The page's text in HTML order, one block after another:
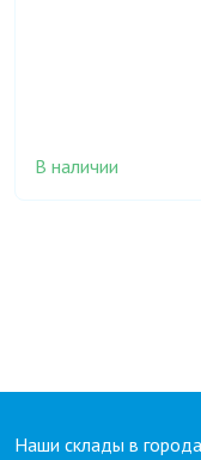
В наличии
Наши склады в